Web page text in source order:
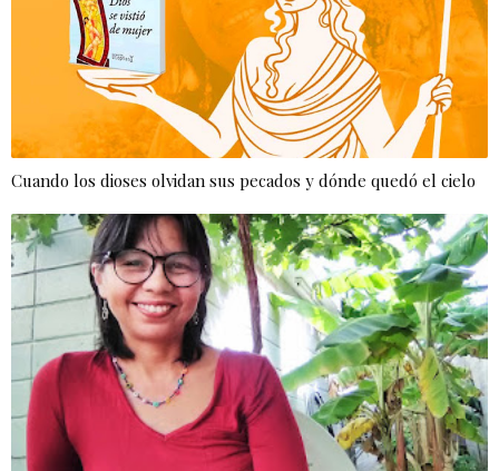
Cuando los dioses olvidan sus pecados y dónde quedó el cielo